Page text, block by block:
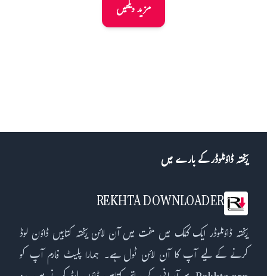
مزید دیکھیں
ریختہ ڈاؤنلوڈر کے بارے میں
REKHTA DOWNLOADER
ریختہ ڈاؤنلوڈر ایک کلک میں مفت میں آن لائن ریختہ کتابیں ڈاؤن لوڈ
کرنے کے لیے آپ کا آن لائن ٹول ہے۔ ہمارا پلیٹ فارم آپ کو